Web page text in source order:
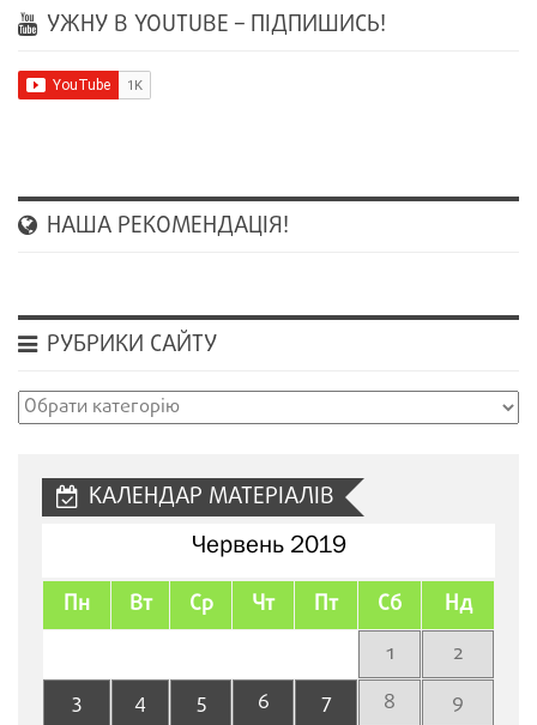
УЖНУ В YOUTUBE – ПІДПИШИСЬ!
НАША РЕКОМЕНДАЦІЯ!
РУБРИКИ САЙТУ
Рубрики
КАЛЕНДАР МАТЕРІАЛІВ
Червень 2019
Пн Вт Ср Чт Пт Сб Нд
1
2
3
4 5 6 7 8
9